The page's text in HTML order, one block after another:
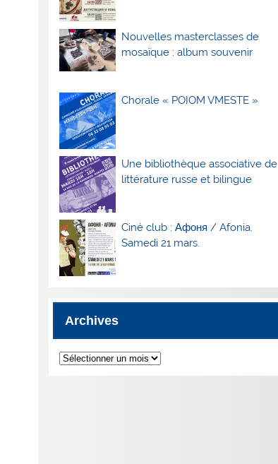
Nouvelles masterclasses de
mosaïque : album souvenir
Chorale « POIOM VMESTE »
Une bibliothèque associative de
littérature russe et bilingue
Ciné club : Афоня / Afonia.
Samedi 21 mars.
Archives
Archives